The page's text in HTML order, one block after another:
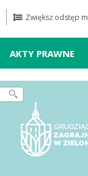
Zwiększ odstęp
AKTY PRAWNE